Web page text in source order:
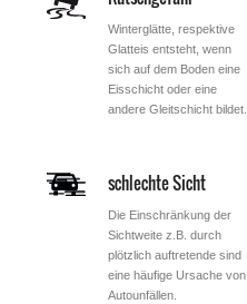
Winterglätte, respektive
Glatteis entsteht, wenn
sich auf dem Boden eine
Eisschicht oder eine
andere Gleitschicht bildet.
schlechte Sicht
Die Einschränkung der
Sichtweite z.B. durch
plötzlich auftretende sind
eine häufige Ursache von
Autounfällen.